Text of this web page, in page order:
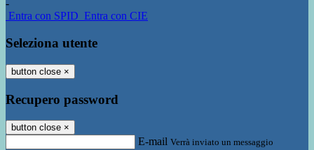
-
Entra con SPID Entra con CIE
Seleziona utente
button close ×
Recupero password
button close ×
E-mail Verrà inviato un messaggio